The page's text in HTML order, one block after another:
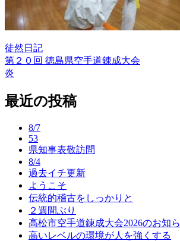
徒然日記
投
稿
ナ
第２０回 徳島県空手道錬成大会
炎
最近の投稿
8/7
53
県知事表敬訪問
8/4
過去イチ更新
ようこそ
伝統的稽古をしっかりと
２週間ぶり
高松市空手道錬成大会2026のお知
高いレベルの環境が人を強くする